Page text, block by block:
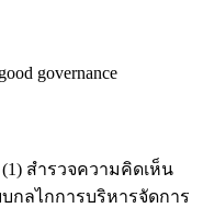
governance
ำรวจความคิดเห็น
กลไกการบริหารจัดการ